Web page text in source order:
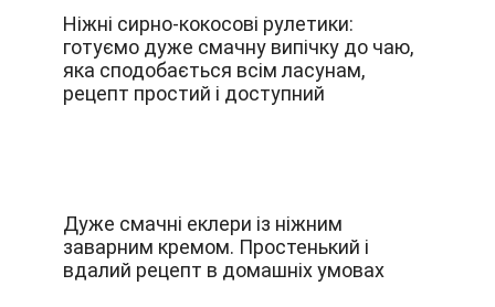
Ніжні сирно-кокосові рулетики:
готуємо дуже смачну випічку до чаю,
яка сподобається всім ласунам,
рецепт простий і доступний
Дуже смачні еклери із ніжним
заварним кремом. Простенький і
вдалий рецепт в домашніх умовах